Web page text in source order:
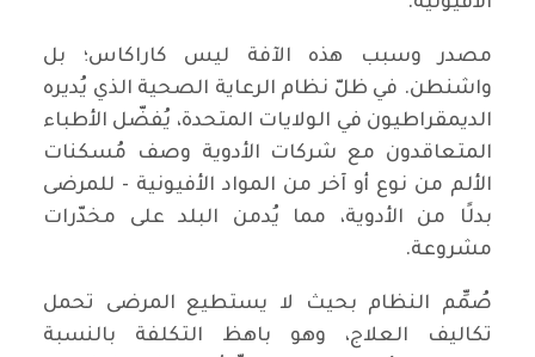
مصدر وسبب هذه الآفة ليس كاراكاس؛ بل
واشنطن. في ظلّ نظام الرعاية الصحية الذي يُديره
الديمقراطيون في الولايات المتحدة، يُفضّل الأطباء
المتعاقدون مع شركات الأدوية وصف مُسكنات
الألم من نوع أو آخر من المواد الأفيونية - للمرضى
بدلًا من الأدوية، مما يُدمن البلد على مخدّرات
مشروعة.
صُمِّم النظام بحيث لا يستطيع المرضى تحمل
تكاليف العلاج، وهو باهظ التكلفة بالنسبة